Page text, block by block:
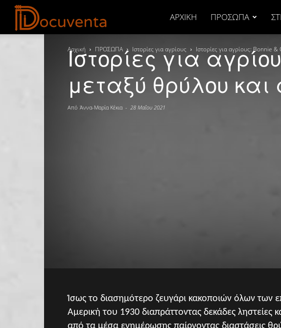
ΑΡΧΙΚΉ ΠΡΟΣΩΠΑ
Αρχική ΠΡΟΣΩΠΑ Ιστορίες για αγρίους Ιστορίες για αγρίους: Bonnie
Ιστορίες για
μεταξύ θρύλου και
Από Άννα-Μαρία Κέκια - 28 Μαΐου 2021
Ίσως το διασημότερο ζευγάρι κακοποιών όλων
Αμερική του 1930 διαπράττοντας δεκάδες ληστείες
από τα μέσα ενημέρωσης παίρνοντας διαστάσεις